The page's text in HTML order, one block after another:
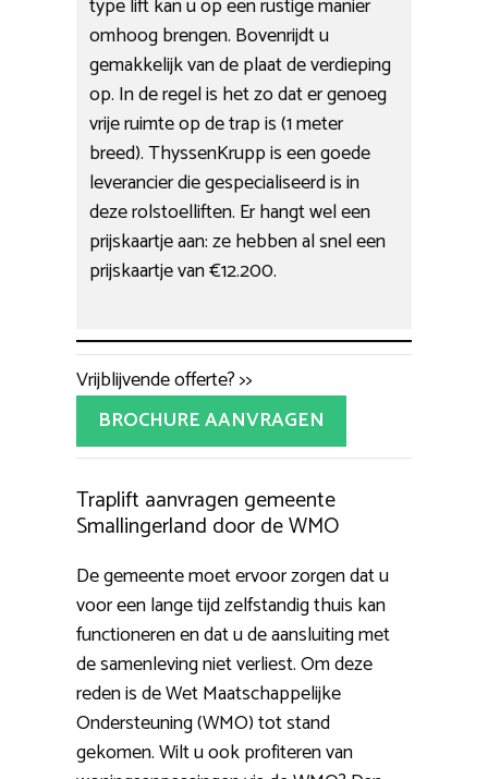
omhoog brengen. Bovenrijdt u
gemakkelijk van de plaat de verdieping
op. In de regel is het zo dat er genoeg
vrije ruimte op de trap is (1 meter
breed). ThyssenKrupp is een goede
leverancier die gespecialiseerd is in
deze rolstoelliften. Er hangt wel een
prijskaartje aan: ze hebben al snel een
prijskaartje van €12.200.
Vrijblijvende offerte? >>
BROCHURE AANVRAGEN
Traplift aanvragen gemeente
Smallingerland door de WMO
De gemeente moet ervoor zorgen dat u
voor een lange tijd zelfstandig thuis kan
functioneren en dat u de aansluiting met
de samenleving niet verliest. Om deze
reden is de Wet Maatschappelijke
Ondersteuning (WMO) tot stand
gekomen. Wilt u ook profiteren van